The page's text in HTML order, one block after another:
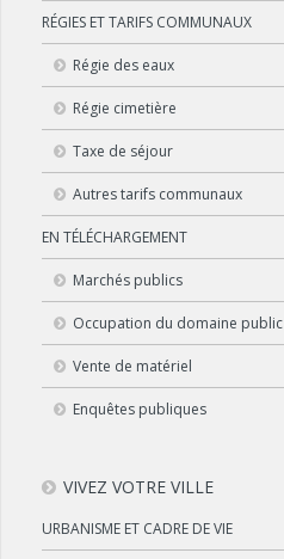
RÉGIES ET TARIFS COMMUNAUX
Régie des eaux
Régie cimetière
Taxe de séjour
Autres tarifs communaux
EN TÉLÉCHARGEMENT
Marchés publics
Occupation du domaine public
Vente de matériel
Enquêtes publiques
VIVEZ VOTRE VILLE
URBANISME ET CADRE DE VIE